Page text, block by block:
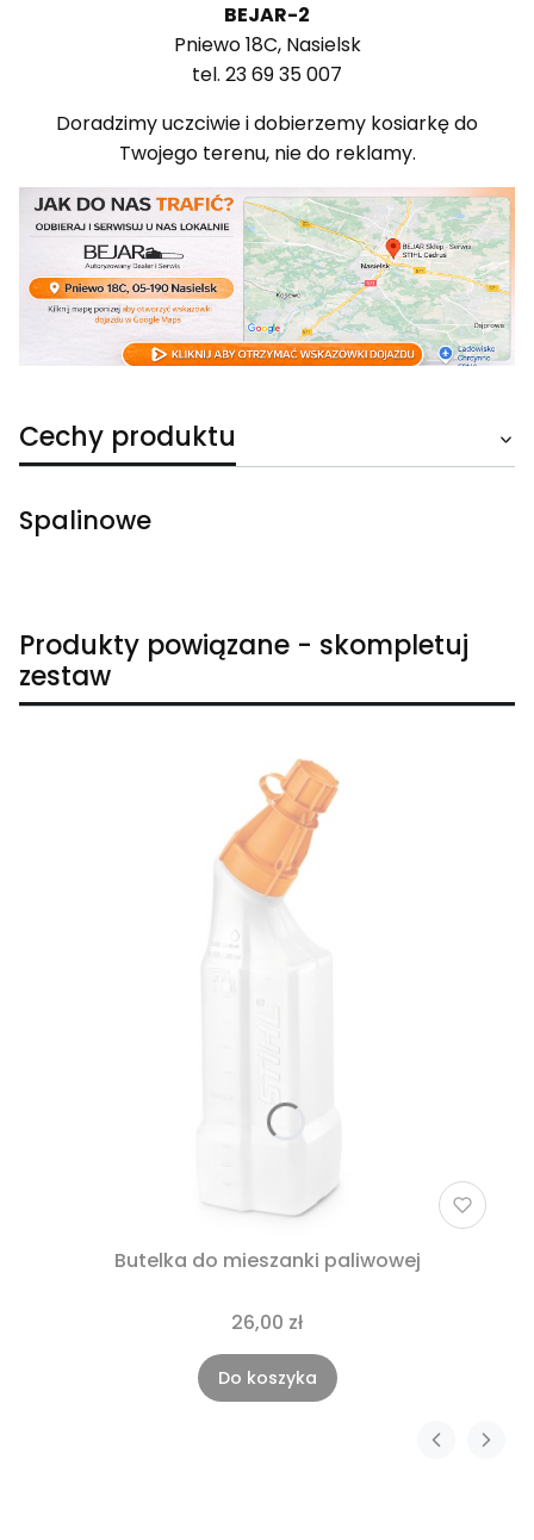
BEJAR-2
Pniewo 18C, Nasielsk
tel. 23 69 35 007
Doradzimy uczciwie i dobierzemy kosiarkę do
Twojego terenu, nie do reklamy.
Cechy produktu
Spalinowe
Produkty powiązane - skompletuj
zestaw
Butelka do mieszanki paliwowej
26,00 zł
Do koszyka